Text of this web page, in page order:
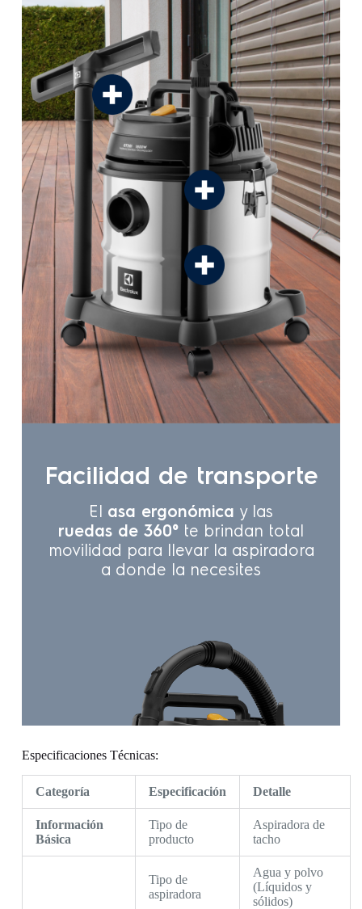
Especificaciones Técnicas:
Categoría Especificación Detalle
Información
Básica
Tipo de
producto
Aspiradora de
tacho
Tipo de
aspiradora
Agua y polvo
(Líquidos y
sólidos)